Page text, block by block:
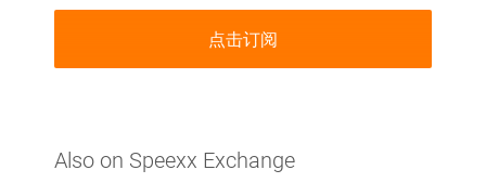
Also on Speexx Exchange